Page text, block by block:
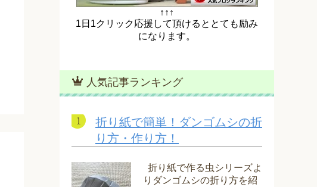
↑↑↑
1日1クリック応援して頂けるととても励み
になります。
人気記事ランキング
折り紙で簡単！ダンゴムシの折
り方・作り方！
折り紙で作る虫シリーズよ
りダンゴムシの折り方を紹